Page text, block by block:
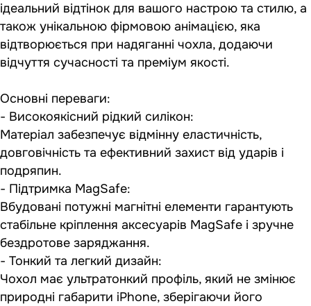
ідеальний відтінок для вашого настрою та стилю, а
також унікальною фірмовою анімацією, яка
відтворюється при надяганні чохла, додаючи
відчуття сучасності та преміум якості.
Основні переваги:
- Високоякісний рідкий силікон:
Матеріал забезпечує відмінну еластичність,
довговічність та ефективний захист від ударів і
подряпин.
- Підтримка MagSafe:
Вбудовані потужні магнітні елементи гарантують
стабільне кріплення аксесуарів MagSafe і зручне
бездротове заряджання.
- Тонкий та легкий дизайн:
Чохол має ультратонкий профіль, який не змінює
природні габарити iPhone, зберігаючи його